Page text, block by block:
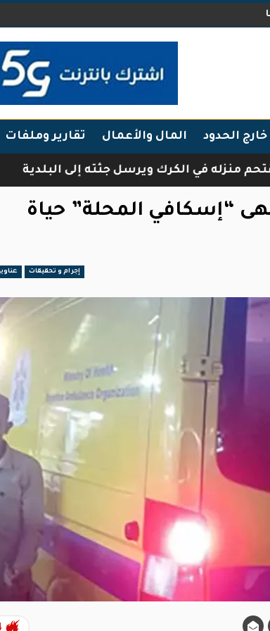
خارج الحدود المال والأعمال تقارير وملفات
الكرك ويرسل جثته إلى البلدية فرقة
“إسكافي المحلة” حياة
إجرام و تحقيقات